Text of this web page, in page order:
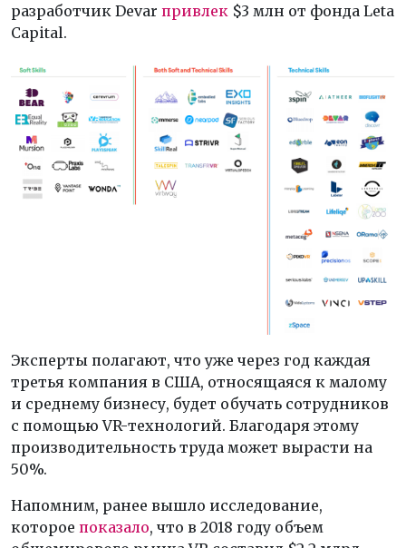
разработчик Devar привлек $3 млн от фонда Leta
Capital.
Эксперты полагают, что уже через год каждая
третья компания в США, относящаяся к малому
и среднему бизнесу, будет обучать сотрудников
с помощью VR-технологий. Благодаря этому
производительность труда может вырасти на
50%.
Напомним, ранее вышло исследование,
которое показало, что в 2018 году объем